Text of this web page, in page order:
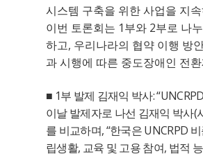
시스템 구축을 위한 사업을 지
이번 토론회는 1 부와 2부로 나
하고, 우리나라의 협약 이행 방
과 시행에 따른 중도장애인 전
■ 1부 발제 김재익 박사: “UNCRPD
이날 발제자로 나선 김재익 박사(
를 비교하며, “한국은 UNCRPD
립생활, 교육 및 고용 참여, 법적